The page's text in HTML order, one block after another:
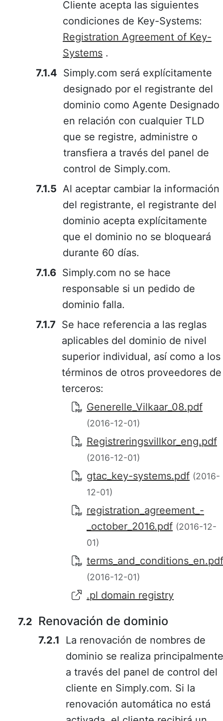
Cliente acepta las siguientes
condiciones de Key-Systems:
Registration Agreement of Key-
Systems .
Simply.com será explícitamente
designado por el registrante del
dominio como Agente Designado
en relación con cualquier TLD
que se registre, administre o
transfiera a través del panel de
control de Simply.com.
Al aceptar cambiar la información
del registrante, el registrante del
dominio acepta explícitamente
que el dominio no se bloqueará
durante 60 días.
Simply.com no se hace
responsable si un pedido de
dominio falla.
Se hace referencia a las reglas
aplicables del dominio de nivel
superior individual, así como a los
términos de otros proveedores de
terceros:
Generelle_Vilkaar_08.pdf
(2016-12-01)
Registreringsvillkor_eng.pdf
(2016-12-01)
gtac_key-systems.pdf (2016-
12-01)
registration_agreement_-
_october_2016.pdf (2016-12-
01)
terms_and_conditions_en.pdf
(2016-12-01)
.pl domain registry
Renovación de dominio
La renovación de nombres de
dominio se realiza principalmente
a través del panel de control del
cliente en Simply.com. Si la
renovación automática no está